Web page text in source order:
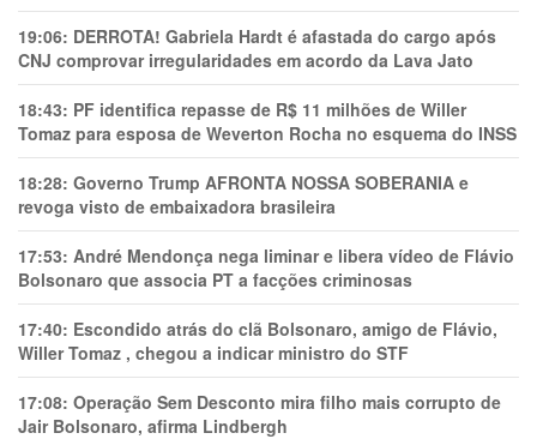
19:06: DERROTA! Gabriela Hardt é afastada do cargo após
CNJ comprovar irregularidades em acordo da Lava Jato
18:43: PF identifica repasse de R$ 11 milhões de Willer
Tomaz para esposa de Weverton Rocha no esquema do INSS
18:28: Governo Trump AFRONTA NOSSA SOBERANIA e
revoga visto de embaixadora brasileira
17:53: André Mendonça nega liminar e libera vídeo de Flávio
Bolsonaro que associa PT a facções criminosas
17:40: Escondido atrás do clã Bolsonaro, amigo de Flávio,
Willer Tomaz , chegou a indicar ministro do STF
17:08: Operação Sem Desconto mira filho mais corrupto de
Jair Bolsonaro, afirma Lindbergh